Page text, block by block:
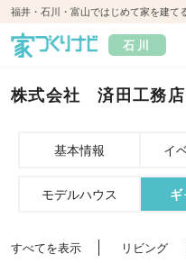
福井・石川・富山ではじめて家を建て
石川
株式会社 済田工務店
基本情報 イ
モデルハウス ギ
すべてを表示 リビング